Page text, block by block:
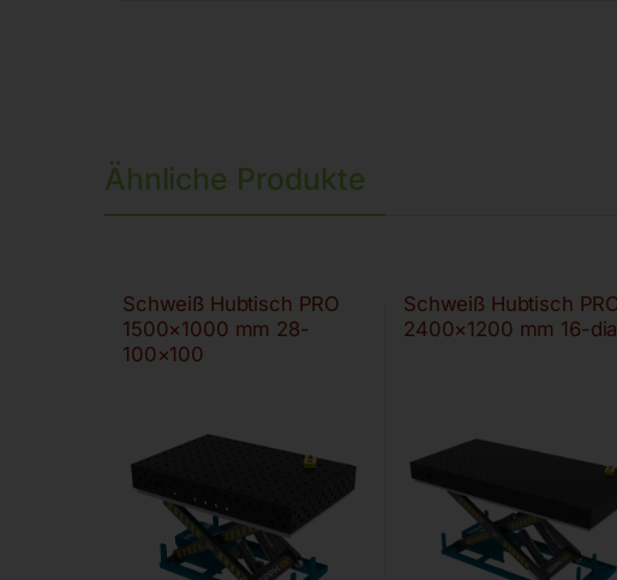
Ähnliche Produkte
Schweiß Hubtisch PRO
1500×1000 mm 28-
100×100
Schweiß Hubtisch
2400×1200 mm 16-